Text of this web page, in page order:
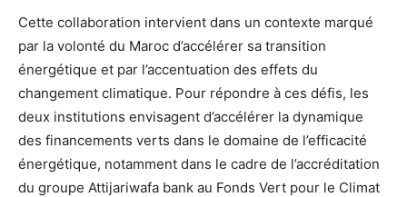
Cette collaboration intervient dans un contexte marqué
par la volonté du Maroc d’accélérer sa transition
énergétique et par l’accentuation des effets du
changement climatique. Pour répondre à ces défis, les
deux institutions envisagent d’accélérer la dynamique
des financements verts dans le domaine de l’efficacité
énergétique, notamment dans le cadre de l’accréditation
du groupe Attijariwafa bank au Fonds Vert pour le Climat